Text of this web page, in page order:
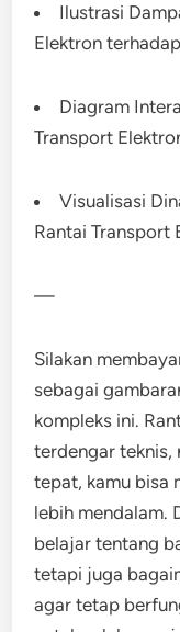
Ilustrasi
Elektron
Diagram
Transport
Visualisasi
Rantai Transport
—
Silakan
sebagai
kompleks ini.
terdengar teknis,
tepat, kamu bisa
lebih mendalam.
belajar tentang
tetapi juga
agar tetap